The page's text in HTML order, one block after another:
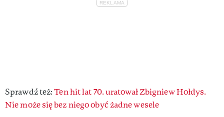
Sprawdź też:Ten hit lat 70. uratował Zbigniew Hołdys.
Nie może się bez niego obyć żadne wesele